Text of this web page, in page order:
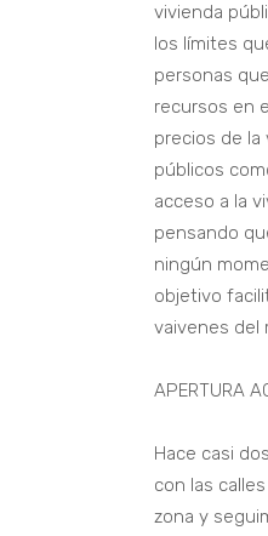
vivienda
los límites
personas
recursos en
precios de
públicos
acceso a la
pensando
ningún
objetivo
vaivenes del
APERTURA
Hace casi
con las
zona y